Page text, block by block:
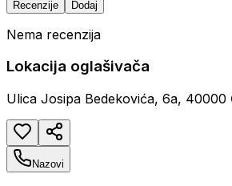
Recenzije Dodaj
Nema recenzija
Lokacija oglašivača
Ulica Josipa Bedekovića, 6a, 40000
Nazovi